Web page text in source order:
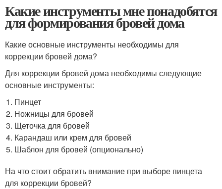
Какие инструменты мне понадобятся
для формирования бровей дома
Какие основные инструменты необходимы для
коррекции бровей дома?
Для коррекции бровей дома необходимы следующие
основные инструменты:
Пинцет
Ножницы для бровей
Щеточка для бровей
Карандаш или крем для бровей
Шаблон для бровей (опционально)
На что стоит обратить внимание при выборе пинцета
для коррекции бровей?